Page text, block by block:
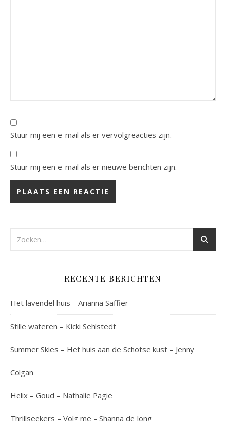
Stuur mij een e-mail als er vervolgreacties zijn.
Stuur mij een e-mail als er nieuwe berichten zijn.
RECENTE BERICHTEN
Het lavendel huis – Arianna Saffier
Stille wateren – Kicki Sehlstedt
Summer Skies – Het huis aan de Schotse kust – Jenny
Colgan
Helix – Goud – Nathalie Pagie
Thrillseekers – Volg me – Shanna de Jong